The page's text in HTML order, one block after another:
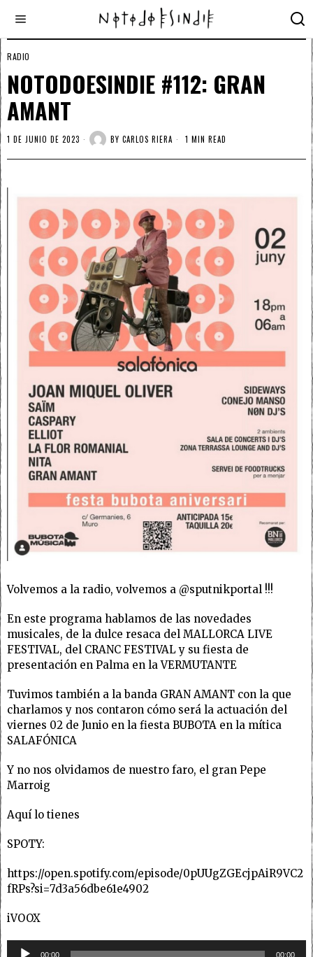
RADIO
NOTODOESINDIE #112: GRAN
AMANT
1 DE JUNIO DE 2023 BY CARLOS RIERA 1 MIN READ
Volvemos a la radio, volvemos a @sputnikportal !!!
En este programa hablamos de las novedades
musicales, de la dulce resaca del MALLORCA LIVE
FESTIVAL, del CRANC FESTIVAL y su fiesta de
presentación en Palma en la VERMUTANTE
Tuvimos también a la banda GRAN AMANT con la que
charlamos y nos contaron cómo será la actuación del
viernes 02 de Junio en la fiesta BUBOTA en la mítica
SALAFÓNICA
Y no nos olvidamos de nuestro faro, el gran Pepe
Marroig
Aquí lo tienes
SPOTY:
https://open.spotify.com/episode/0pUUgZGEcjpAiR9VC2
fRPs?si=7d3a56dbe61e4902
iVOOX
Reproductor
00:00 00:00